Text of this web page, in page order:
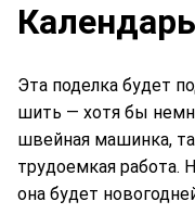
Эта поделка будет
шить — хотя бы
швейная машинка,
трудоемкая работа.
она будет